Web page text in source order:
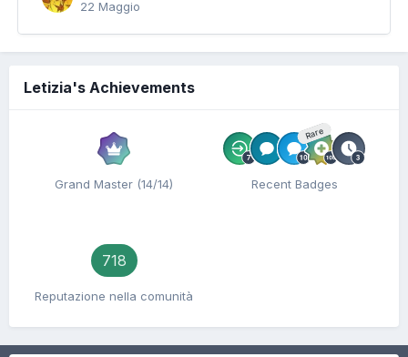
22 Maggio
Letizia's Achievements
Grand Master (14/14)
Rare
Recent Badges
718
Reputazione nella comunità